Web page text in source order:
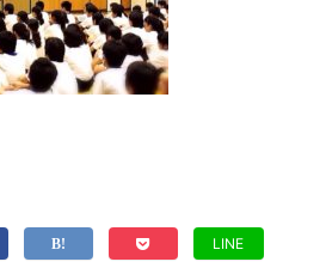
LINE